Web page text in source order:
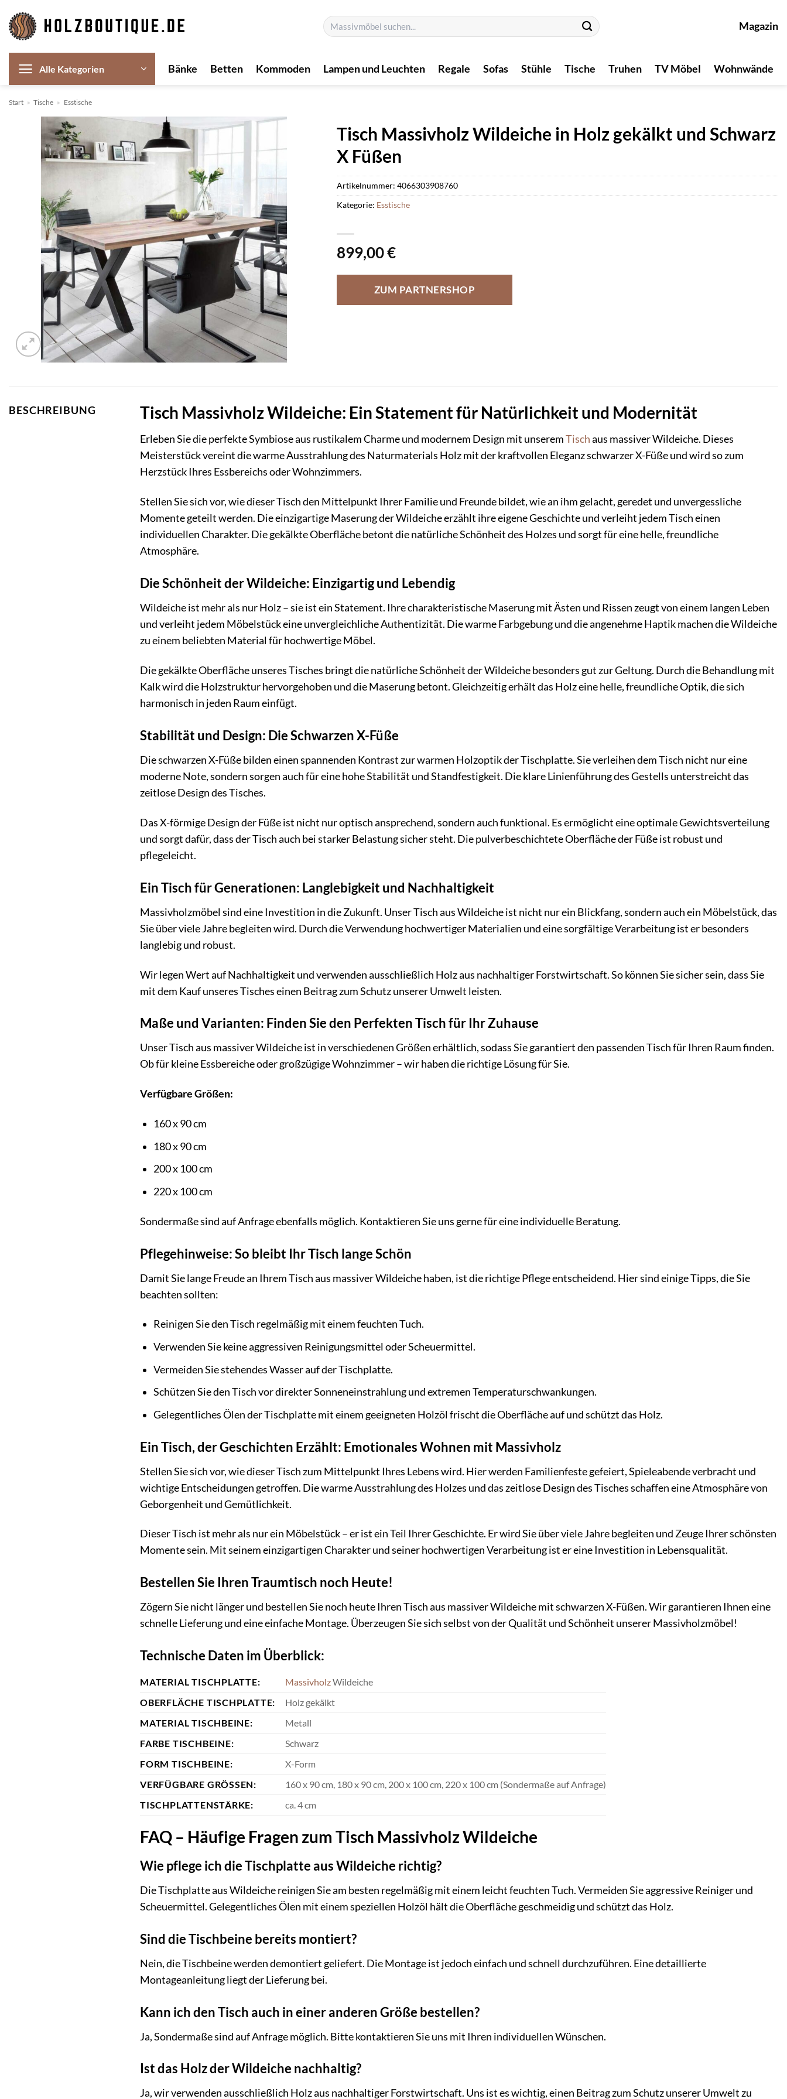
Inhalt
springen
Suchen
nach:
Magazin
Alle Kategorien Bänke Betten Kommoden Lampen und Leuchten Regale Sofas Stühle Tische Truhen TV Möbel Wohnwände
Start » Tische » Esstische
Tisch Massivholz Wildeiche in Holz gekälkt und Schwarz
X Füßen
899,00€
ZUM PARTNERSHOP
Artikelnummer: 4066303908760
Kategorie: Esstische
BESCHREIBUNG Tisch Massivholz Wildeiche: Ein Statement für Natürlichkeit und Modernität
Erleben Sie die perfekte Symbiose aus rustikalem Charme und modernem Design mit unseremTischaus massiver Wildeiche. Dieses
Meisterstück vereint die warme Ausstrahlung des Naturmaterials Holz mit der kraftvollen Eleganz schwarzer X-Füße und wird so zum
Herzstück Ihres Essbereichs oder Wohnzimmers.
Stellen Sie sich vor, wie dieser Tisch den Mittelpunkt Ihrer Familie und Freunde bildet, wie an ihm gelacht, geredet und unvergessliche
Momente geteilt werden. Die einzigartige Maserung der Wildeiche erzählt ihre eigene Geschichte und verleiht jedem Tisch einen
individuellen Charakter. Die gekälkte Oberfläche betont die natürliche Schönheit des Holzes und sorgt für eine helle, freundliche
Atmosphäre.
Die Schönheit der Wildeiche: Einzigartig und Lebendig
Wildeiche ist mehr als nur Holz – sie ist ein Statement. Ihre charakteristische Maserung mit Ästen und Rissen zeugt von einem langen Leben
und verleiht jedem Möbelstück eine unvergleichliche Authentizität. Die warme Farbgebung und die angenehme Haptik machen die Wildeiche
zu einem beliebten Material für hochwertige Möbel.
Die gekälkte Oberfläche unseres Tisches bringt die natürliche Schönheit der Wildeiche besonders gut zur Geltung. Durch die Behandlung mit
Kalk wird die Holzstruktur hervorgehoben und die Maserung betont. Gleichzeitig erhält das Holz eine helle, freundliche Optik, die sich
harmonisch in jeden Raum einfügt.
Stabilität und Design: Die Schwarzen X-Füße
Die schwarzen X-Füße bilden einen spannenden Kontrast zur warmen Holzoptik der Tischplatte. Sie verleihen dem Tisch nicht nur eine
moderne Note, sondern sorgen auch für eine hohe Stabilität und Standfestigkeit. Die klare Linienführung des Gestells unterstreicht das
zeitlose Design des Tisches.
Das X-förmige Design der Füße ist nicht nur optisch ansprechend, sondern auch funktional. Es ermöglicht eine optimale Gewichtsverteilung
und sorgt dafür, dass der Tisch auch bei starker Belastung sicher steht. Die pulverbeschichtete Oberfläche der Füße ist robust und
pflegeleicht.
Ein Tisch für Generationen: Langlebigkeit und Nachhaltigkeit
Massivholzmöbel sind eine Investition in die Zukunft. Unser Tisch aus Wildeiche ist nicht nur ein Blickfang, sondern auch ein Möbelstück, das
Sie über viele Jahre begleiten wird. Durch die Verwendung hochwertiger Materialien und eine sorgfältige Verarbeitung ist er besonders
langlebig und robust.
Wir legen Wert auf Nachhaltigkeit und verwenden ausschließlich Holz aus nachhaltiger Forstwirtschaft. So können Sie sicher sein, dass Sie
mit dem Kauf unseres Tisches einen Beitrag zum Schutz unserer Umwelt leisten.
Maße und Varianten: Finden Sie den Perfekten Tisch für Ihr Zuhause
Unser Tisch aus massiver Wildeiche ist in verschiedenen Größen erhältlich, sodass Sie garantiert den passenden Tisch für Ihren Raum finden.
Ob für kleine Essbereiche oder großzügige Wohnzimmer – wir haben die richtige Lösung für Sie.
Verfügbare Größen:
160 x 90 cm
180 x 90 cm
200 x 100 cm
220 x 100 cm
Sondermaße sind auf Anfrage ebenfalls möglich. Kontaktieren Sie uns gerne für eine individuelle Beratung.
Pflegehinweise: So bleibt Ihr Tisch lange Schön
Damit Sie lange Freude an Ihrem Tisch aus massiver Wildeiche haben, ist die richtige Pflege entscheidend. Hier sind einige Tipps, die Sie
beachten sollten:
Reinigen Sie den Tisch regelmäßig mit einem feuchten Tuch.
Verwenden Sie keine aggressiven Reinigungsmittel oder Scheuermittel.
Vermeiden Sie stehendes Wasser auf der Tischplatte.
Schützen Sie den Tisch vor direkter Sonneneinstrahlung und extremen Temperaturschwankungen.
Gelegentliches Ölen der Tischplatte mit einem geeigneten Holzöl frischt die Oberfläche auf und schützt das Holz.
Ein Tisch, der Geschichten Erzählt: Emotionales Wohnen mit Massivholz
Stellen Sie sich vor, wie dieser Tisch zum Mittelpunkt Ihres Lebens wird. Hier werden Familienfeste gefeiert, Spieleabende verbracht und
wichtige Entscheidungen getroffen. Die warme Ausstrahlung des Holzes und das zeitlose Design des Tisches schaffen eine Atmosphäre von
Geborgenheit und Gemütlichkeit.
Dieser Tisch ist mehr als nur ein Möbelstück – er ist ein Teil Ihrer Geschichte. Er wird Sie über viele Jahre begleiten und Zeuge Ihrer schönsten
Momente sein. Mit seinem einzigartigen Charakter und seiner hochwertigen Verarbeitung ist er eine Investition in Lebensqualität.
Bestellen Sie Ihren Traumtisch noch Heute!
Zögern Sie nicht länger und bestellen Sie noch heute Ihren Tisch aus massiver Wildeiche mit schwarzen X-Füßen. Wir garantieren Ihnen eine
schnelle Lieferung und eine einfache Montage. Überzeugen Sie sich selbst von der Qualität und Schönheit unserer Massivholzmöbel!
Technische Daten im Überblick:
MATERIAL TISCHPLATTE: MassivholzWildeiche
OBERFLÄCHE TISCHPLATTE:
Holz gekälkt
MATERIAL TISCHBEINE:
Metall
FARBE TISCHBEINE:
Schwarz
FORM TISCHBEINE:
X-Form
VERFÜGBARE GRÖSSEN:
160 x 90 cm, 180 x 90 cm, 200 x 100 cm, 220 x 100 cm (Sondermaße auf Anfrage)
TISCHPLATTENSTÄRKE:
ca. 4 cm
FAQ – Häufige Fragen zum Tisch Massivholz Wildeiche
Wie pflege ich die Tischplatte aus Wildeiche richtig?
Die Tischplatte aus Wildeiche reinigen Sie am besten regelmäßig mit einem leicht feuchten Tuch. Vermeiden Sie aggressive Reiniger und
Scheuermittel. Gelegentliches Ölen mit einem speziellen Holzöl hält die Oberfläche geschmeidig und schützt das Holz.
Sind die Tischbeine bereits montiert?
Nein, die Tischbeine werden demontiert geliefert. Die Montage ist jedoch einfach und schnell durchzuführen. Eine detaillierte
Montageanleitung liegt der Lieferung bei.
Kann ich den Tisch auch in einer anderen Größe bestellen?
Ja, Sondermaße sind auf Anfrage möglich. Bitte kontaktieren Sie uns mit Ihren individuellen Wünschen.
Ist das Holz der Wildeiche nachhaltig?
Ja, wir verwenden ausschließlich Holz aus nachhaltiger Forstwirtschaft. Uns ist es wichtig, einen Beitrag zum Schutz unserer Umwelt zu